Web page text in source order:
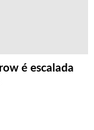
é escalada